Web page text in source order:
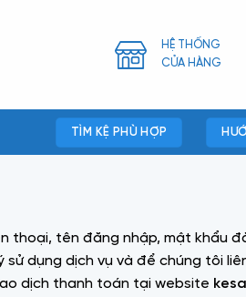
HỆ THỐNG
CỬA HÀNG
TÌM KỆ PHÙ HỢP
thoại, tên đăng nhập, mật khẩu
dụng dịch vụ và để chúng tôi
dịch thanh toán tại website